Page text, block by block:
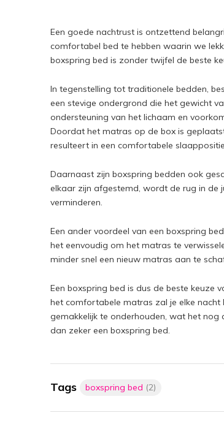
Een goede nachtrust is ontzettend
comfortabel bed te hebben waarin we
boxspring bed is zonder twijfel de beste
In tegenstelling tot traditionele bedden,
een stevige ondergrond die het gewicht
ondersteuning van het lichaam en
Doordat het matras op de box is
resulteert in een comfortabele
Daarnaast zijn boxspring bedden ook
elkaar zijn afgestemd, wordt de rug in de
verminderen.
Een ander voordeel van een boxspring
het eenvoudig om het matras te
minder snel een nieuw matras aan te
Een boxspring bed is dus de beste keuze
het comfortabele matras zal je elke nacht
gemakkelijk te onderhouden, wat het nog
dan zeker een boxspring bed.
Tags boxspring bed (2)